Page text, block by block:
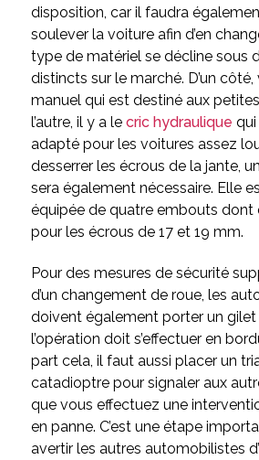
disposition, car il faudra
soulever la voiture afin d’en
type de matériel se décline sous
distincts sur le marché. D’un
manuel qui est destiné aux
l’autre, il y a le cric hydraulique
adapté pour les voitures assez
desserrer les écrous de la jante,
sera également nécessaire. Elle
équipée de quatre embouts dont
pour les écrous de 17 et 19 mm.
Pour des mesures de sécurité
d’un changement de roue, les
doivent également porter un
l’opération doit s’effectuer en
part cela, il faut aussi placer un
catadioptre pour signaler aux
que vous effectuez une
en panne. C’est une étape
avertir les autres automobilistes